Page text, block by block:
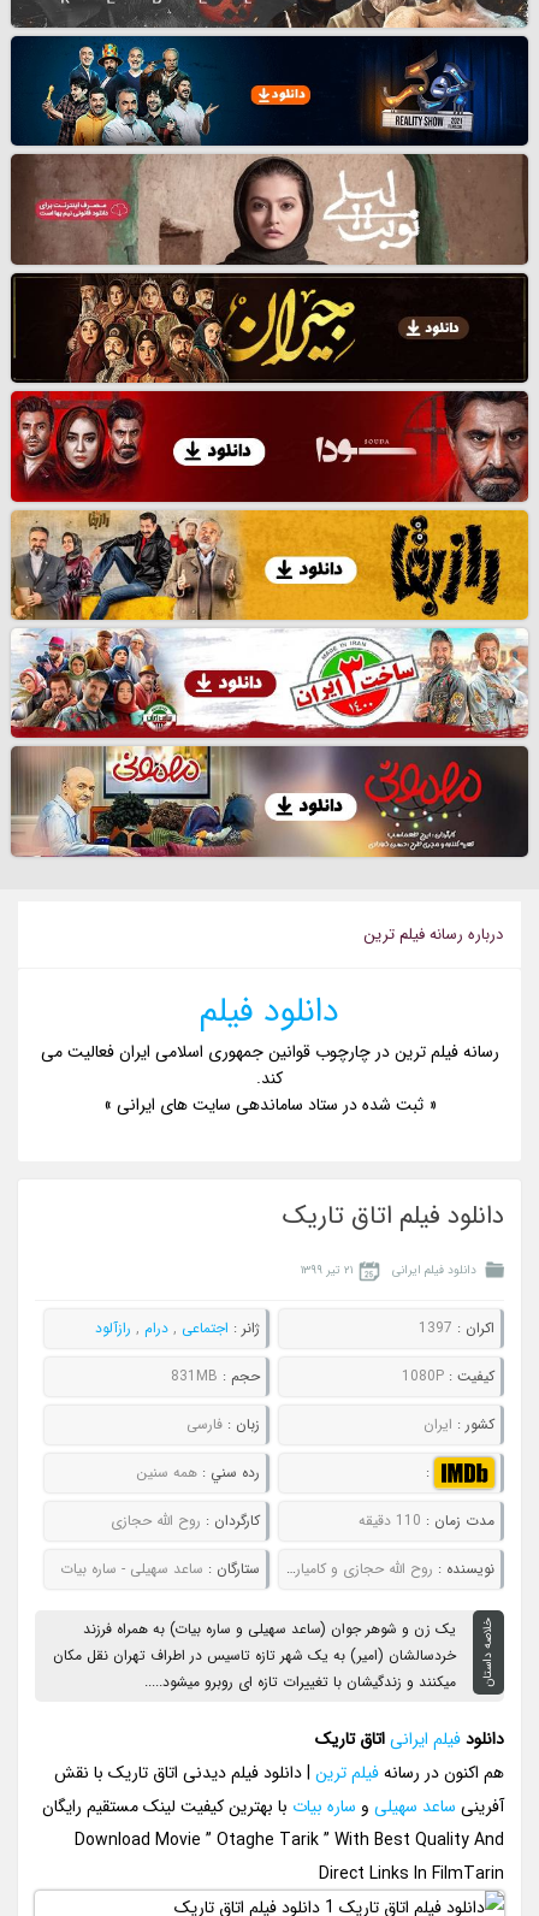
درباره رسانه فيلم ترين
دانلود فیلم
رسانه فیلم ترین در چارچوب قوانین جمهوری اسلامی ایران فعالیت می
کند.
« ثبت شده در ستاد ساماندهی سایت های ایرانی »
دانلود فیلم اتاق تاریک
دانلود فیلم ایرانی ۲۱ تیر ۱۳۹۹
اکران : 1397 ژانر : اجتماعی , درام , رازآلود
کيفيت :1080P حجم : 831MB
کشور : ایران زبان : فارسی
: رده سني : همه سنین
مدت زمان : 110 دقیقه کارگردان : روح الله حجازی
نويسنده : روح الله حجازی و کامیار صفرزاده ستارگان : ساعد سهیلی - ساره بیات
خلاصه داستان
یک زن و شوهر جوان (ساعد سهیلی و ساره بیات) به همراه فرزند
خردسالشان (امیر) به یک شهر تازه تاسیس در اطراف تهران نقل مکان
میکنند و زندگیشان با تغییرات تازه ای روبرو میشود.....
دانلودفیلم ایرانیاتاق تاریک
هم اکنون در رسانهفیلم ترین | دانلود فیلم دیدنی اتاق تاریک با نقش
آفرینی ساعد سهیلی و ساره بیات با بهترین کیفیت لینک مستقیم رایگان
Download Movie ” Otaghe Tarik ” With Best Quality And
Direct Links In FilmTarin